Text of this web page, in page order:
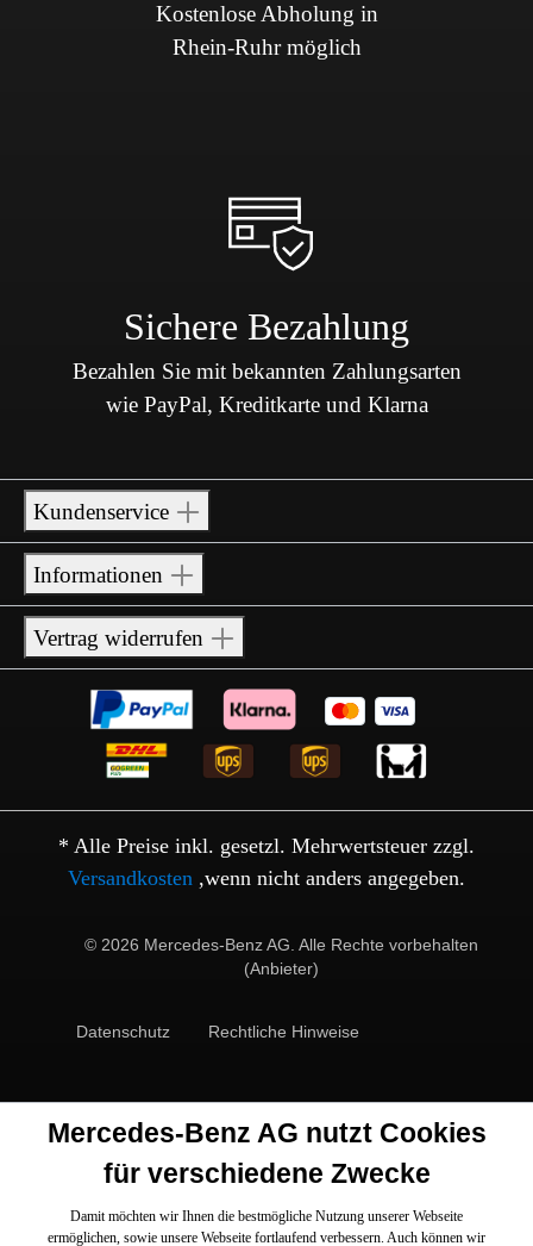
Kostenlose Abholung in
Rhein-Ruhr möglich
Sichere Bezahlung
Bezahlen Sie mit bekannten Zahlungsarten
wie PayPal, Kreditkarte und Klarna
Kundenservice
Informationen
Vertrag widerrufen
* Alle Preise inkl. gesetzl. Mehrwertsteuer zzgl.
Versandkosten ,wenn nicht anders angegeben.
© 2026 Mercedes-Benz AG. Alle Rechte vorbehalten
(Anbieter)
Datenschutz Rechtliche Hinweise
Mercedes-Benz AG nutzt Cookies
für verschiedene Zwecke
Damit möchten wir Ihnen die bestmögliche Nutzung unserer Webseite
ermöglichen, sowie unsere Webseite fortlaufend verbessern. Auch können wir